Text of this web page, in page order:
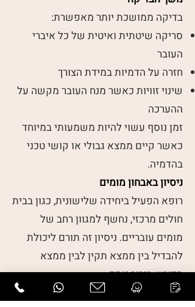
בדיקה ממושכת יותר מאפשרת:
סריקה שיטתית ואיטית של כל איברי
העובר
חזרה על הדמיות במידת הצורך
שינוי זוויות כאשר מנח העובר מקשה על
ההערכה
זמן נוסף עשוי להיות משמעותי במיוחד
כאשר קיים ממצא גבולי או קושי טכני
בהדמיה.
ניסיון באבחון מומים
רופא הפעיל ביחידה שלישונית, כגון בבית
חולים מרכזי, נחשף למגוון רחב של
מומים עובריים. ניסיון זה תורם ליכולת
להבדיל בין ממצא תקין לבין ממצא
הדורש בירור נוסף.
אופי התקשורת